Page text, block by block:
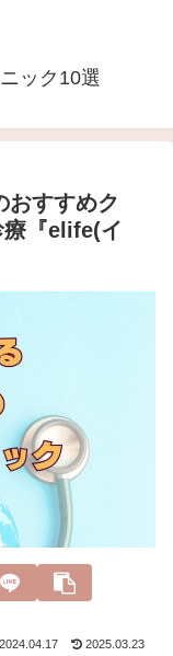
ック10選
おすすめク
療『elife(イ
2024.04.17 2025.03.23